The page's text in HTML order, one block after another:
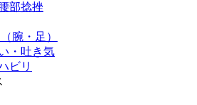
部捻挫
腕・足）
・吐き気
ビリ